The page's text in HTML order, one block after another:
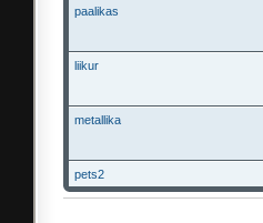
paalikas
liikur
metallika
pets2